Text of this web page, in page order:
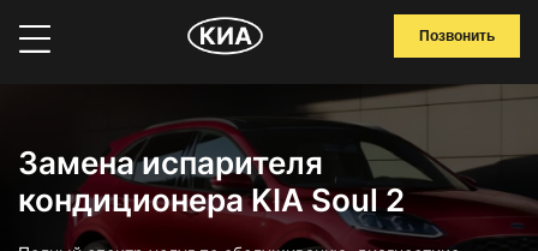
Позвонить
Замена испарителя
кондиционера KIA Soul 2